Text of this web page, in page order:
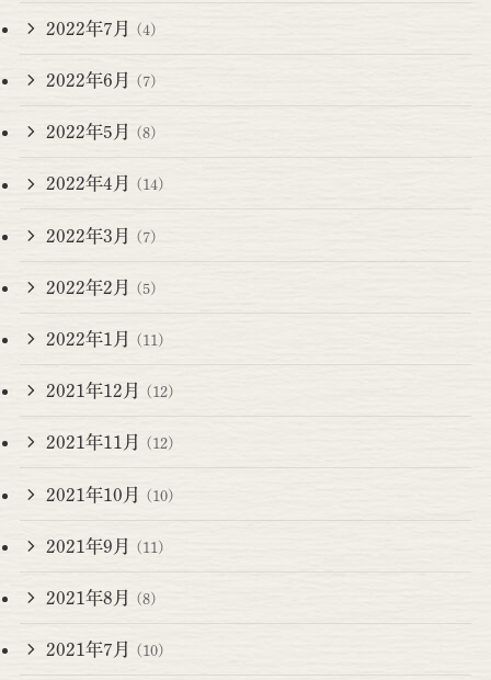
2022年7月 (4)
2022年6月 (7)
2022年5月 (8)
2022年4月 (14)
2022年3月 (7)
2022年2月 (5)
2022年1月 (11)
2021年12月 (12)
2021年11月 (12)
2021年10月 (10)
2021年9月 (11)
2021年8月 (8)
2021年7月 (10)